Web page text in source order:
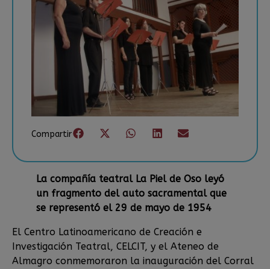
Compartir
La compañía teatral La Piel de Oso leyó
un fragmento del auto sacramental que
se representó el 29 de mayo de 1954
El Centro Latinoamericano de Creación e
Investigación Teatral, CELCIT, y el Ateneo de
Almagro conmemoraron la inauguración del Corral